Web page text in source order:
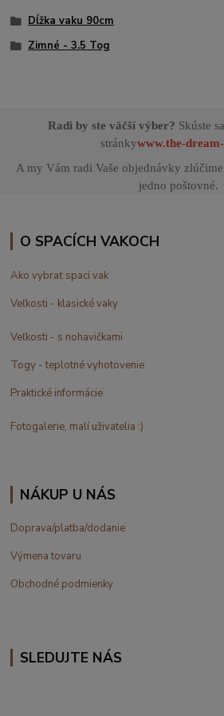
Dĺžka vaku 90cm
Zimné - 3.5 Tog
Radi by ste väčší výber? Skúste
stránkywww.the-
A my Vám radi Vaše objednávky
jedno poštovné.
O SPACÍCH VAKOCH
Ako vybrať spací vak
Veľkosti - klasické vaky
Veľkosti - s nohavičkami
Togy - teplotné vyhotovenie
Praktické informácie
Fotogalerie, malí uživatelia :)
NÁKUP U NÁS
Doprava/platba/dodanie
Výmena tovaru
Obchodné podmienky
SLEDUJTE NÁS